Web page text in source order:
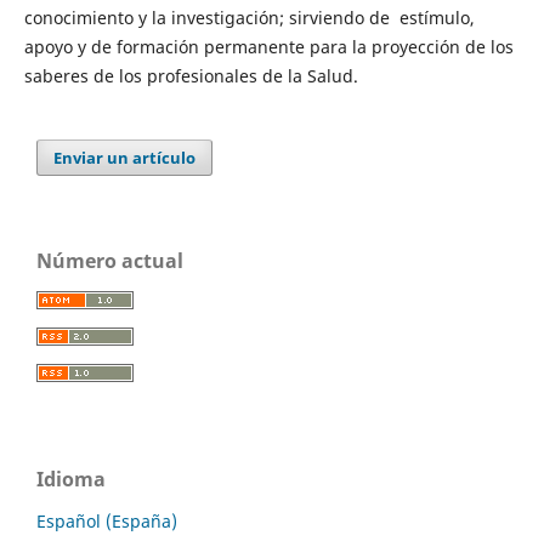
conocimiento y la investigación; sirviendo de estímulo,
apoyo y de formación permanente para la proyección de los
saberes de los profesionales de la Salud.
Enviar un artículo
Número actual
Idioma
Español (España)